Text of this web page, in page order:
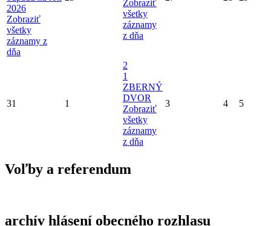
2026
Zobraziť
všetky
záznamy z
dňa
Zobraziť
všetky
záznamy
z dňa
31 1
2
1
ZBERNÝ
DVOR
Zobraziť
všetky
záznamy
z dňa
3 4 5
Voľby a referendum
archív hlásení obecného rozhlasu